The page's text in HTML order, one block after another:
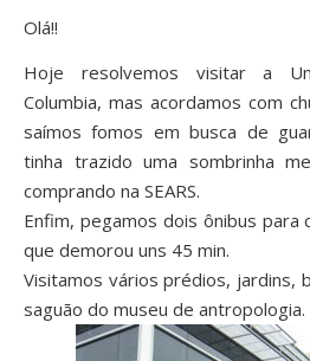
Olá!!
Hoje resolvemos visitar a
Columbia, mas acordamos com
saímos fomos em busca de
tinha trazido uma sombrinha
comprando na SEARS.
Enfim, pegamos dois ônibus para
que demorou uns 45 min.
Visitamos vários prédios, jardins,
saguão do museu de antropologia.